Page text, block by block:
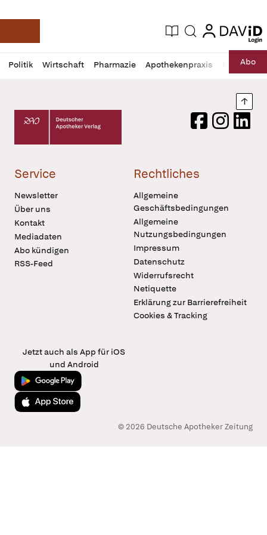
Deutsche Apotheker Zeitung
Aktuelle Ausgabe
Suche login
login
Politik Wirtschaft Pharmazie Apothekenpraxis RechtAbo
Profil
öffnen
Daz
Pur
Deutscher Apotheker Verlag Logo
FacebookInstagram
Service
Newsletter
Über uns
Kontakt
Mediadaten
Abo kündigen
RSS-Feed
Rechtliches
Allgemeine
Geschäftsbedingungen
Allgemeine
Nutzungsbedingungen
Impressum
Datenschutz
Widerrufsrecht
Netiquette
Erklärung zur Barrierefreiheit
Cookies & Tracking
Jetzt auch als App für iOS
und Android
Jetzt bei Google Play
Laden im App Store
© 2026 Deutsche Apotheker Zeitung